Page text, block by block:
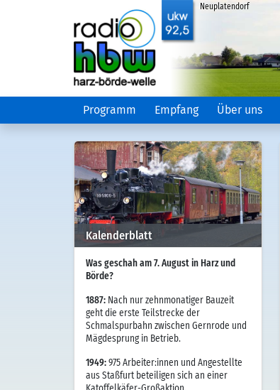
Neuplatendorf
Programm Empfang Über uns
Kalenderblatt
Was geschah am 7. August in Harz und
Börde?
1887: Nach nur zehnmonatiger Bauzeit
geht die erste Teilstrecke der
Schmalspurbahn zwischen Gernrode und
Mägdesprung in Betrieb.
1949: 975 Arbeiter:innen und Angestellte
aus Staßfurt beteiligen sich an einer